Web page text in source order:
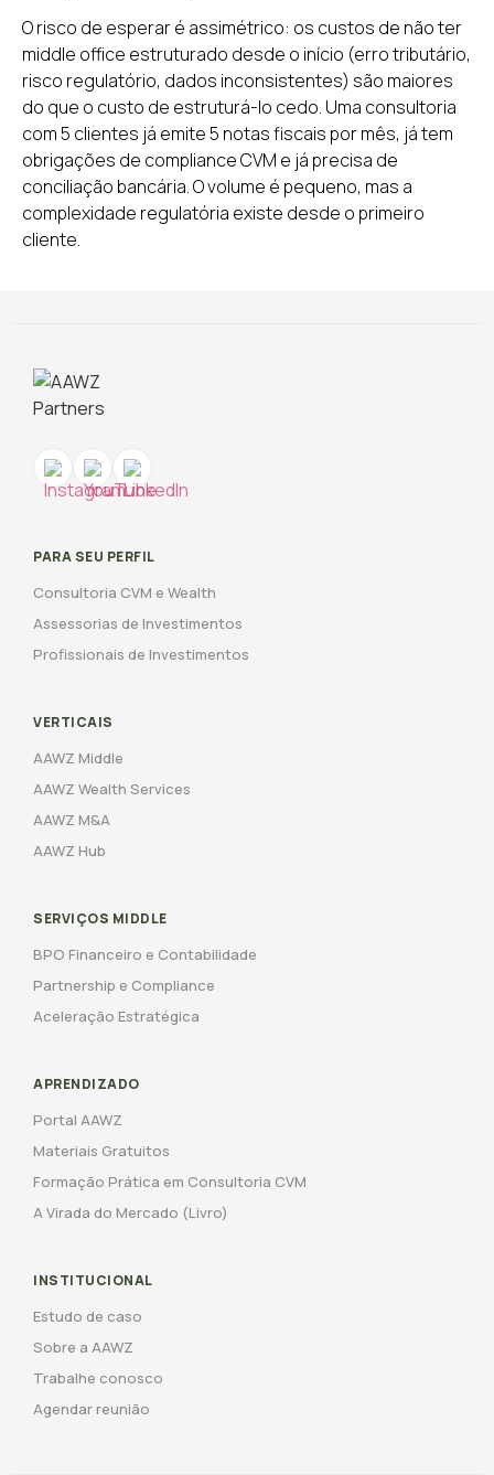
O risco de esperar é assimétrico: os custos de não ter
middle office estruturado desde o início (erro tributário,
risco regulatório, dados inconsistentes) são maiores
do que o custo de estruturá-lo cedo. Uma consultoria
com 5 clientes já emite 5 notas fiscais por mês, já tem
obrigações de compliance CVM e já precisa de
conciliação bancária. O volume é pequeno, mas a
complexidade regulatória existe desde o primeiro
cliente.
PARA SEU PERFIL
Consultoria CVM e Wealth
Assessorias de Investimentos
Profissionais de Investimentos
VERTICAIS
AAWZ Middle
AAWZ Wealth Services
AAWZ M&A
AAWZ Hub
SERVIÇOS MIDDLE
BPO Financeiro e Contabilidade
Partnership e Compliance
Aceleração Estratégica
APRENDIZADO
Portal AAWZ
Materiais Gratuitos
Formação Prática em Consultoria CVM
A Virada do Mercado (Livro)
INSTITUCIONAL
Estudo de caso
Sobre a AAWZ
Trabalhe conosco
Agendar reunião